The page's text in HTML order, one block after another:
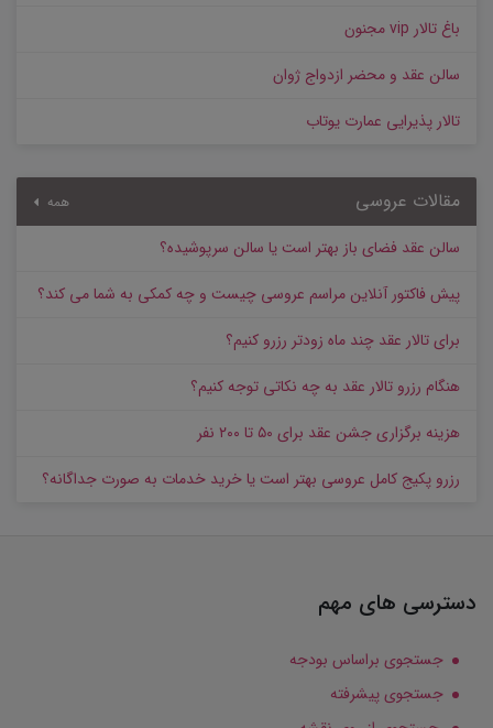
باغ تالار vip مجنون
سالن عقد و محضر ازدواج ژوان
تالار پذیرایی عمارت یوتاب
مقالات عروسی همه
سالن عقد فضای باز بهتر است یا سالن سرپوشیده؟
پیش‌ فاکتور آنلاین مراسم عروسی چیست و چه کمکی به شما می کند؟
برای تالار عقد چند ماه زودتر رزرو کنیم؟
هنگام رزرو تالار عقد به چه نکاتی توجه کنیم؟
هزینه برگزاری جشن عقد برای ۵۰ تا ۲۰۰ نفر
رزرو پکیج کامل عروسی بهتر است یا خرید خدمات به‌ صورت جداگانه؟
دسترسی های مهم
جستجوی براساس بودجه
جستجوی پیشرفته